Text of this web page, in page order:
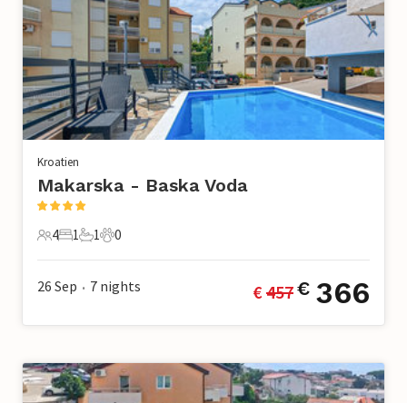
Kroatien
Makarska - Baska Voda
4 Gäste
4
1 Schlafzimmer
1
1 Badezimmer
1
0 Haustiere
0
26 Sep • 7 nights € 457€ 366